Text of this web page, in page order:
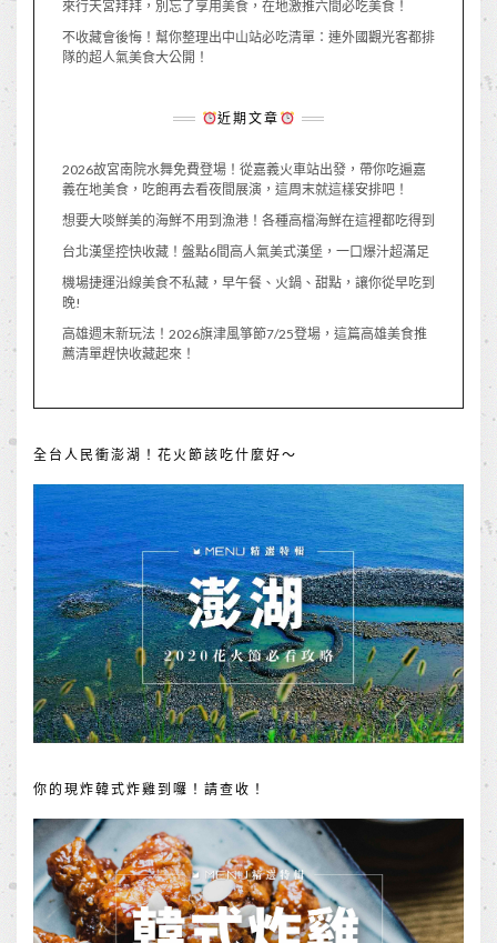
來行天宮拜拜，別忘了享用美食，在地激推六間必吃美食！
不收藏會後悔！幫你整理出中山站必吃清單：連外國觀光客都排
隊的超人氣美食大公開！
近期文章
2026故宮南院水舞免費登場！從嘉義火車站出發，帶你吃遍嘉
義在地美食，吃飽再去看夜間展演，這周末就這樣安排吧！
想要大啖鮮美的海鮮不用到漁港！各種高檔海鮮在這裡都吃得到
台北漢堡控快收藏！盤點6間高人氣美式漢堡，一口爆汁超滿足
機場捷運沿線美食不私藏，早午餐、火鍋、甜點，讓你從早吃到
晚!
高雄週末新玩法！2026旗津風箏節7/25登場，這篇高雄美食推
薦清單趕快收藏起來！
全台人民衝澎湖！花火節該吃什麼好～
你的現炸韓式炸雞到囉！請查收！